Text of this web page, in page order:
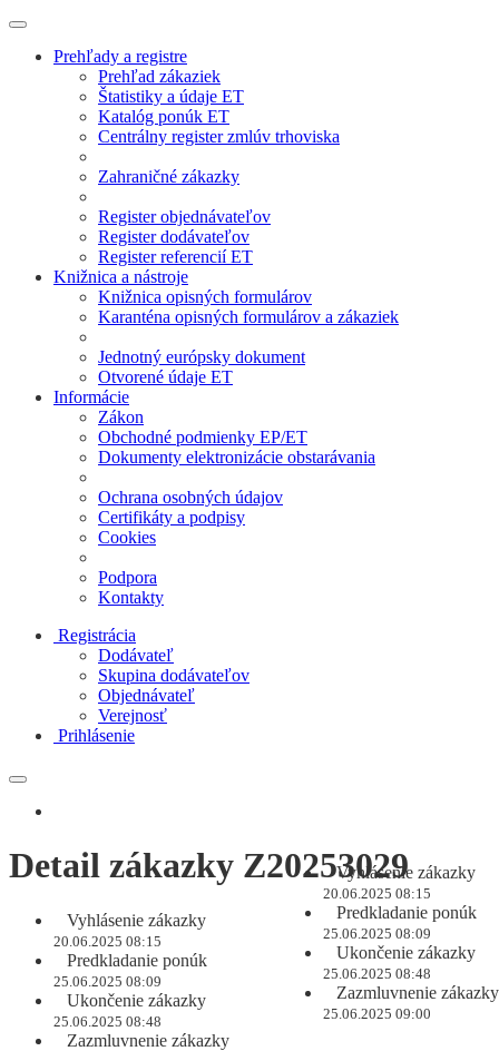
Prehľady a registre
Prehľad zákaziek
Štatistiky a údaje ET
Katalóg ponúk ET
Centrálny register zmlúv trhoviska
Zahraničné zákazky
Register objednávateľov
Register dodávateľov
Register referencií ET
Knižnica a nástroje
Knižnica opisných formulárov
Karanténa opisných formulárov a zákaziek
Jednotný európsky dokument
Otvorené údaje ET
Informácie
Zákon
Obchodné podmienky EP/ET
Dokumenty elektronizácie obstarávania
Ochrana osobných údajov
Certifikáty a podpisy
Cookies
Podpora
Kontakty
Registrácia
Dodávateľ
Skupina dodávateľov
Objednávateľ
Verejnosť
Prihlásenie
Vyhlásenie zákazky
20.06.2025 08:15
Predkladanie ponúk
25.06.2025 08:09
Ukončenie zákazky
25.06.2025 08:48
Zazmluvnenie zákazky
25.06.2025 09:00
Detail zákazky Z20253029
Vyhlásenie zákazky
20.06.2025 08:15
Predkladanie ponúk
25.06.2025 08:09
Ukončenie zákazky
25.06.2025 08:48
Zazmluvnenie zákazky